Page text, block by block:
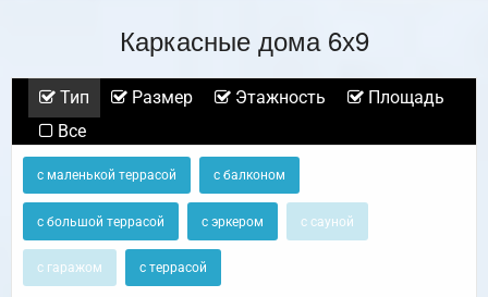
Каркасные дома 6х9
Тип Размер Этажность
Площадь
Все
с маленькой террасой с балконом
с большой террасой с эркером с сауной
с гаражом с террасой